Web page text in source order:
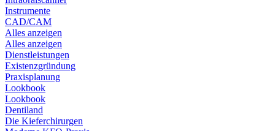
Instrumente
CAD/CAM
Alles anzeigen
Alles anzeigen
Dienstleistungen
Existenzgründung
Praxisplanung
Lookbook
Lookbook
Dentiland
Die Kieferchirurgen